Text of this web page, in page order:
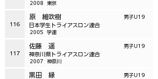
東京
2008
116
原 維吹樹
日本学生トライアスロン連合
男子U19
学連
2005
117
佐藤 遥
神奈川県トライアスロン連合
男子U19
神奈川
2007
黒田 縁 男子U19